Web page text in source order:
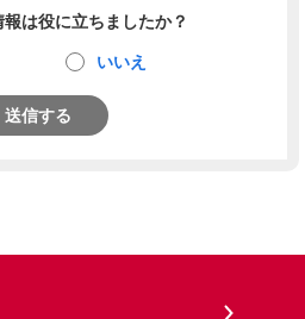
は役に立ちましたか？
いいえ
送信する